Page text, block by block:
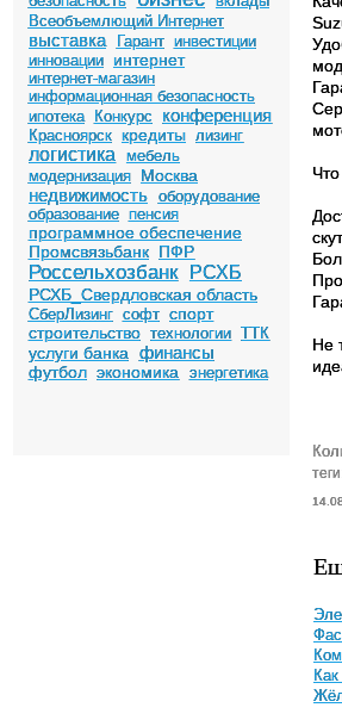
Всеобъемлющий Интернет
выставка Гарант инвестиции
инновации
интернет
интернет-магазин
информационная безопасность
ипотека
Конкурс конференция
Красноярск кредиты лизинг
логистика
мебель
модернизация
Москва
недвижимость оборудование
образование пенсия
программное обеспечение
Промсвязьбанк ПФР
Россельхозбанк РСХБ
РСХБ_Свердловская область
СберЛизинг софт спорт
строительство технологии ТТК
услуги банка финансы
футбол экономика энергетика
Не